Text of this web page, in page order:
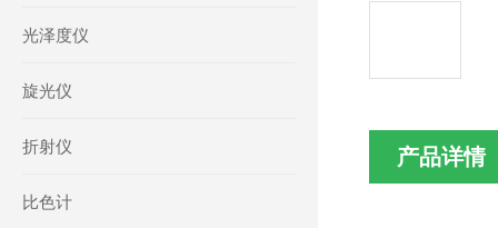
光泽度仪
旋光仪
折射仪
比色计
产品详情